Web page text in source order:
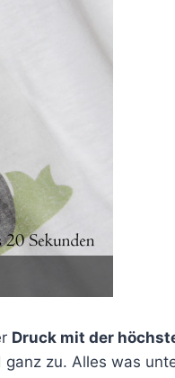
Druck mit der
zu. Alles was